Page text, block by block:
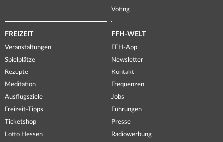
Voting
FREIZEIT
Veranstaltungen
Spielplätze
Rezepte
Meditation
Ausflugsziele
Freizeit-Tipps
Ticketshop
Lotto Hessen
FFH-WELT
FFH-App
Newsletter
Kontakt
Frequenzen
Jobs
Führungen
Presse
Radiowerbung